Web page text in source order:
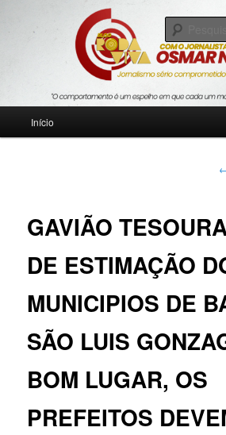
Blog Roda Viva
Jornalismo sério comprometido com a verdade
Início
GAVIÃO
DE ESTIMAÇÃO
MUNICIPIOS DE
SÃO LUIS
BOM LUGAR, OS
PREFEITOS